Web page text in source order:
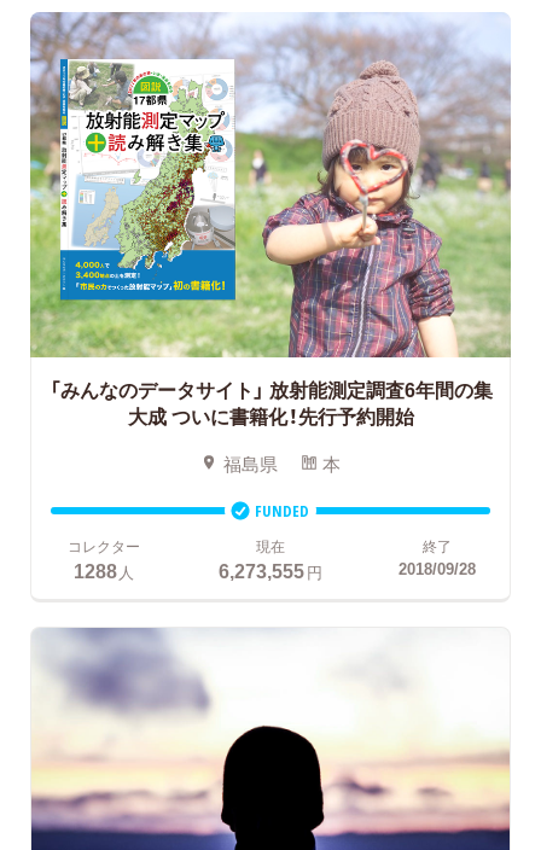
「みんなのデータサイト」 放射能測定調査6年間の集
大成 ついに書籍化！先行予約開始
福島県 本
FUNDED
コレクター
1288人
現在
6,273,555円
終了
2018/09/28